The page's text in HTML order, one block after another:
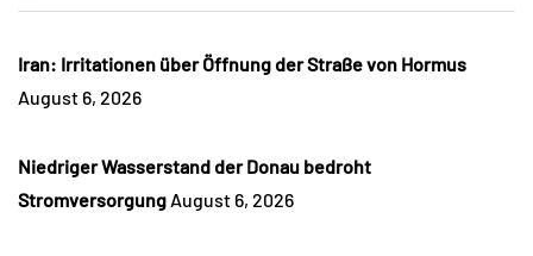
Iran: Irritationen über Öffnung der Straße von Hormus
August 6, 2026
Niedriger Wasserstand der Donau bedroht
Stromversorgung August 6, 2026